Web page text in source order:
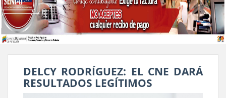
DELCY RODRÍGUEZ: EL CNE DARÁ
RESULTADOS LEGÍTIMOS